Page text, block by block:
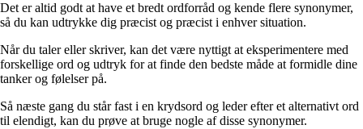
Det er altid godt at have et bredt ordforråd og kende flere synonymer,
så du kan udtrykke dig præcist og præcist i enhver situation.
Når du taler eller skriver, kan det være nyttigt at eksperimentere med
forskellige ord og udtryk for at finde den bedste måde at formidle dine
tanker og følelser på.
Så næste gang du står fast i en krydsord og leder efter et alternativt ord
til elendigt, kan du prøve at bruge nogle af disse synonymer.